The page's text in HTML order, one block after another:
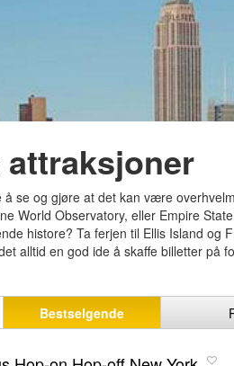
attraksjoner
å se og gjøre at det kan være
World Observatory, eller Empire
histore? Ta ferjen til Ellis Island
alltid en god ide å skaffe billetter på
Bestselgende